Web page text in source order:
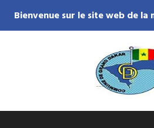
Bienvenue sur le site web de la